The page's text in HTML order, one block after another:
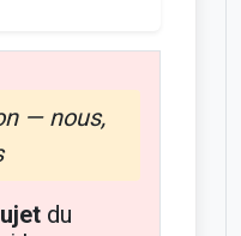
— nous,
du